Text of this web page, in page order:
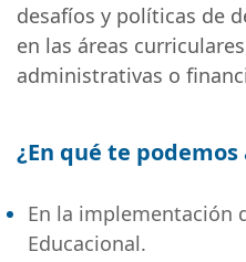
desafíos y políticas de
en las áreas
administrativas o
¿En qué te podemos
En la implementación
Educacional.